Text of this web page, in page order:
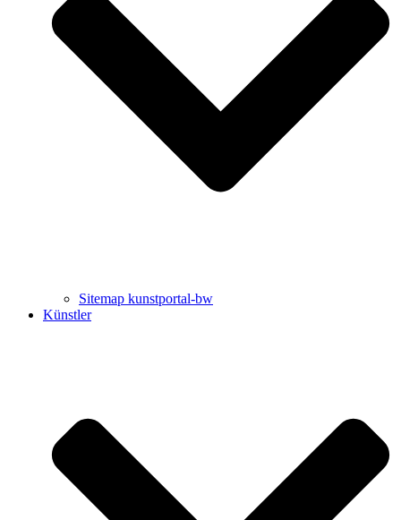
Uli Rothfuss
Harald Schwiers
Sitemap kunstportal-bw
Künstler